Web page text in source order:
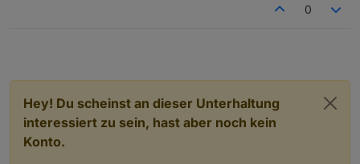
0
Hey! Du scheinst an dieser Unterhaltung
interessiert zu sein, hast aber noch kein
Konto.